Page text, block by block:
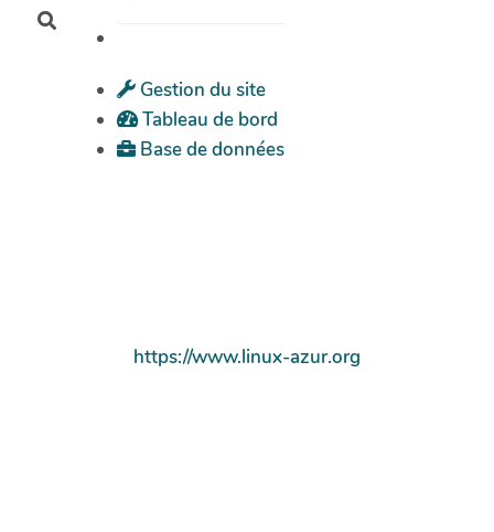
Gestion du site
Tableau de bord
Base de données
https://www.linux-azur.org